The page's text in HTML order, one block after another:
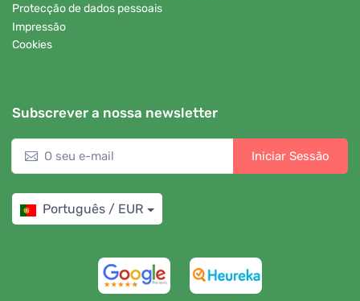
Protecção de dados pessoais
Impressão
Cookies
Subscrever a nossa newsletter
Iniciar Sessão
Português / EUR